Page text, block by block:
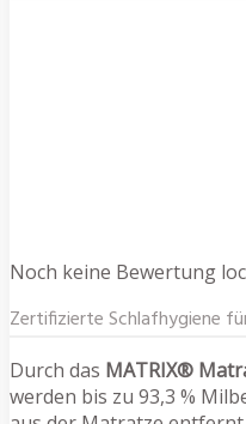
Noch keine Bewertung
Zertifizierte Schlafhygiene
Durch das MATRIX®
werden bis zu 93,3 %